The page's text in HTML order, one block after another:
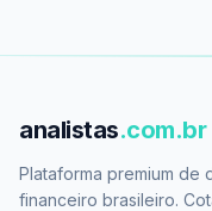
analistas.com.br
Plataforma premium de
financeiro brasileiro.